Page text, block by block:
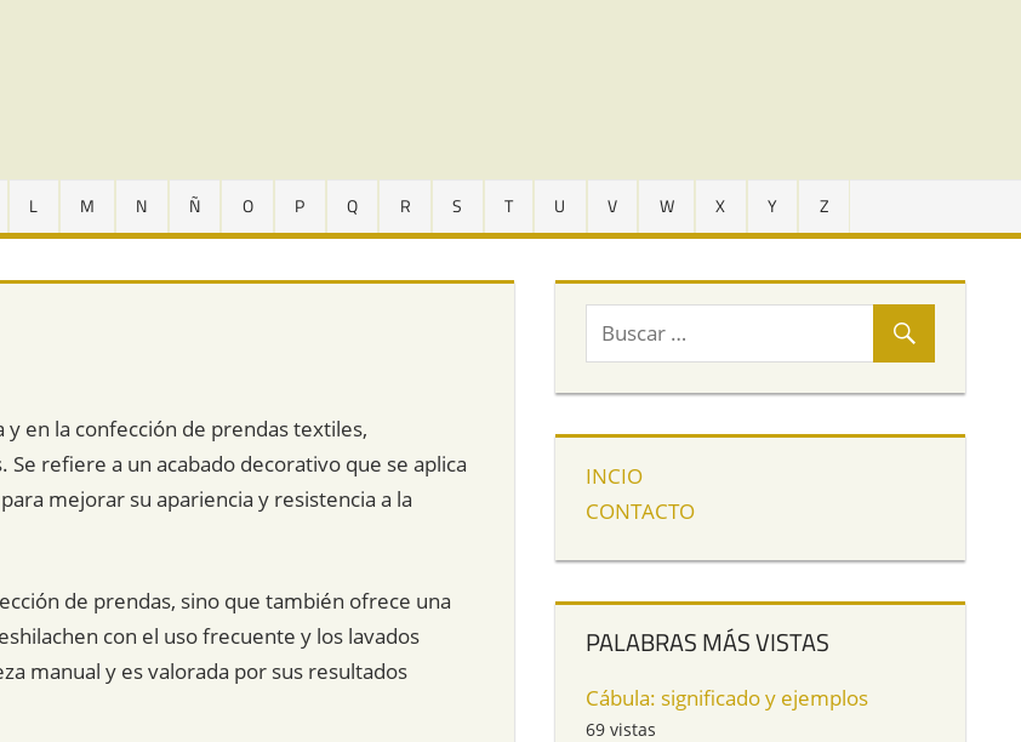
L M N Ñ O P Q R S T U V W X Y Z
y en la confección de prendas textiles,
refiere a un acabado decorativo que se aplica
mejorar su apariencia y resistencia a la
de prendas, sino que también ofrece una
con el uso frecuente y los lavados
manual y es valorada por sus resultados
INCIO
CONTACTO
PALABRAS MÁS VISTAS
Cábula: significado y ejemplos
69 vistas